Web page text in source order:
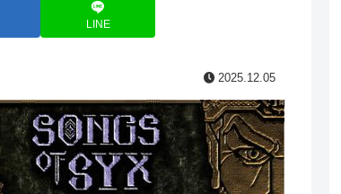
LINE
2025.12.05